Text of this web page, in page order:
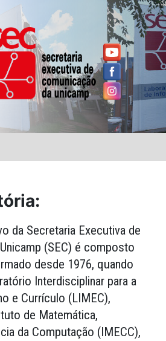
da Secretaria Executiva de
(SEC) é composto
desde 1976, quando
Interdisciplinar para a
e Currículo (LIMEC),
de Matemática,
da Computação (IMECC),